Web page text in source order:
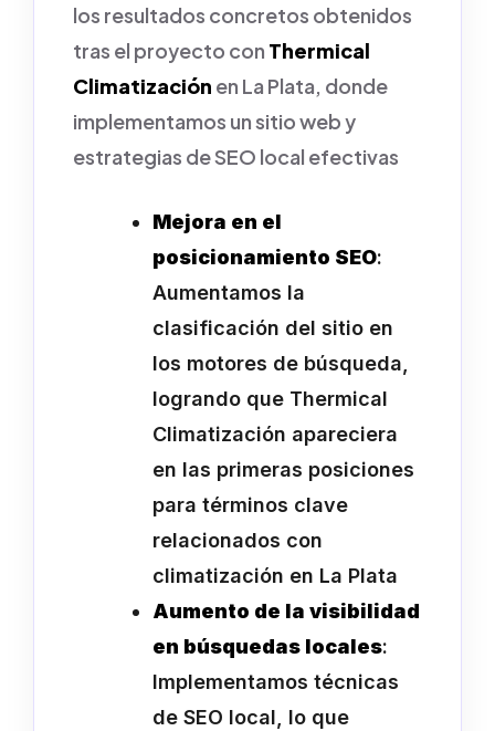
los resultados concretos obtenidos
tras el proyecto con Thermical
Climatización en La Plata, donde
implementamos un sitio web y
estrategias de SEO local efectivas
Mejora en el
posicionamiento SEO:
Aumentamos la
clasificación del sitio en
los motores de búsqueda,
logrando que Thermical
Climatización apareciera
en las primeras posiciones
para términos clave
relacionados con
climatización en La Plata
Aumento de la visibilidad
en búsquedas locales:
Implementamos técnicas
de SEO local, lo que